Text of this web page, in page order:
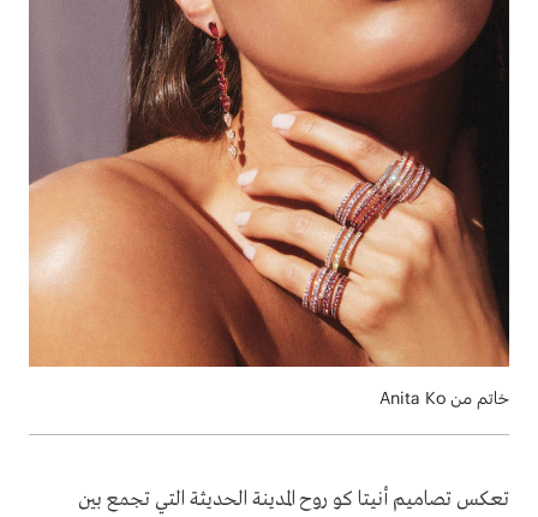
خاتم من Anita Ko
تعكس تصاميم أنيتا كو روح المدينة الحديثة التي تجمع بين